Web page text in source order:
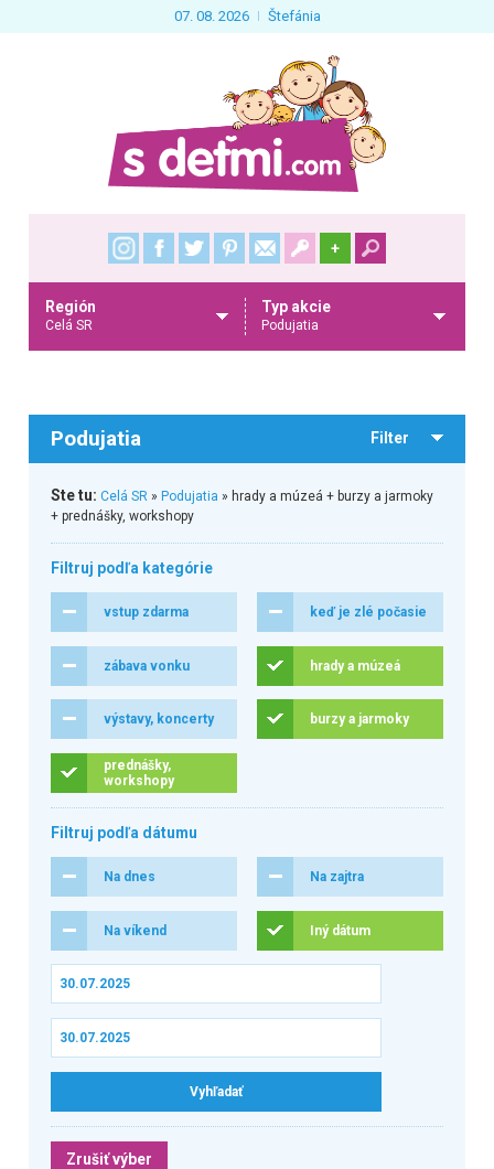
07. 08. 2026 Štefánia
+
Región
Celá SR
Typ akcie
Podujatia
Podujatia Filter
Ste tu: Celá SR» Podujatia » hrady a múzeá + burzy a jarmoky
+ prednášky, workshopy
Filtruj podľa kategórie
vstup zdarma keď je zlé počasie
zábava vonku hrady a múzeá
výstavy, koncerty burzy a jarmoky
prednášky,
workshopy
Filtruj podľa dátumu
Na dnes Na zajtra
Na víkend Iný dátum
Zrušiť výber